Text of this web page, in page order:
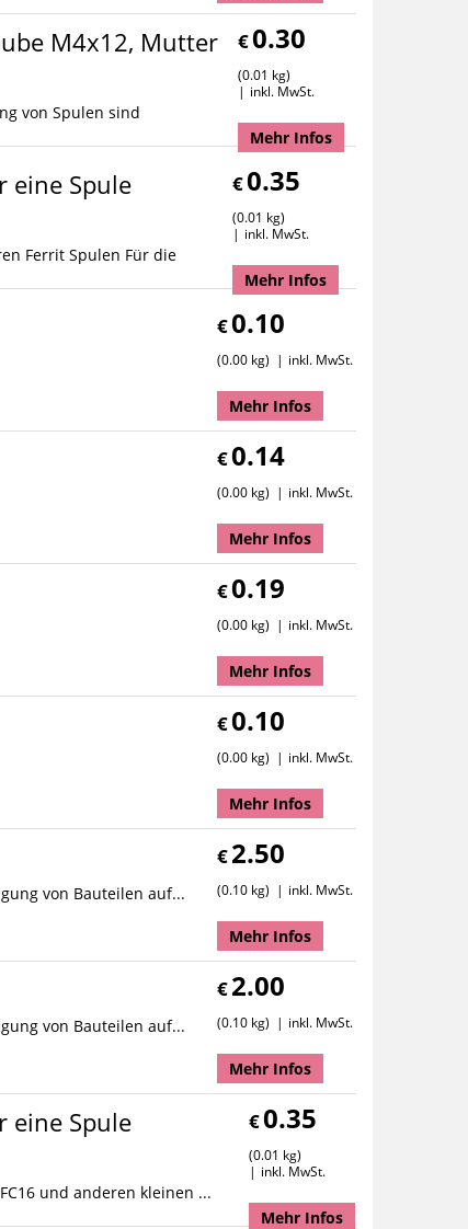
M4x12, Mutter
von Spulen sind
€0.30
0.01 kg
inkl. MwSt.
Mehr Infos
eine Spule
Ferrit Spulen Für die
€0.35
0.01 kg
inkl. MwSt.
Mehr Infos
€0.10
0.00 kg inkl. MwSt.
Mehr Infos
€0.14
0.00 kg inkl. MwSt.
Mehr Infos
€0.19
0.00 kg inkl. MwSt.
Mehr Infos
€0.10
0.00 kg inkl. MwSt.
Mehr Infos
von Bauteilen auf...
€2.50
0.10 kg inkl. MwSt.
Mehr Infos
von Bauteilen auf...
€2.00
0.10 kg inkl. MwSt.
Mehr Infos
eine Spule
und anderen kleinen ...
€0.35
0.01 kg
inkl. MwSt.
Mehr Infos